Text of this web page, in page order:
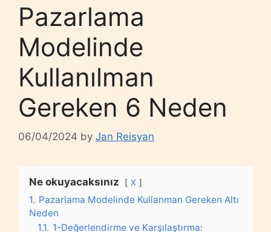
Pazarlama
Modelinde
Kullanılman
Gereken 6 Neden
06/04/2024 by Jan Reisyan
Ne okuyacaksınız X
1. Pazarlama Modelinde Kullanman Gereken Altı
Neden
1.1. 1-Değerlendirme ve Karşılaştırma: